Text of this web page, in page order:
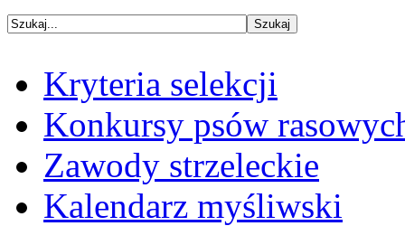
Kryteria selekcji
Konkursy psów
Zawody strzeleckie
Kalendarz myśliwski